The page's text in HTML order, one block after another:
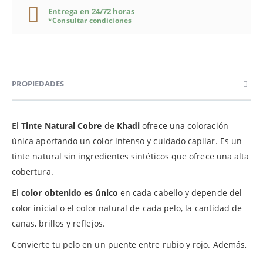
Entrega en 24/72 horas
*Consultar condiciones
PROPIEDADES
ElTinte Natural Cobre de Khadi ofrece una coloración
única aportando un color intenso y cuidado capilar. Es un
tinte natural sin ingredientes sintéticos que ofrece una alta
cobertura.
Elcolor obtenido es único en cada cabello y depende del
color inicial o el color natural de cada pelo, la cantidad de
canas, brillos y reflejos.
Convierte tu pelo en un puente entre rubio y rojo. Además,